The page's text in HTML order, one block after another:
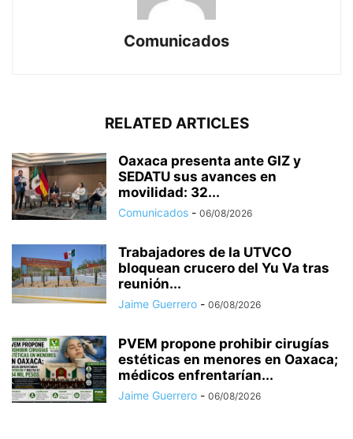
Comunicados
RELATED ARTICLES
Oaxaca presenta ante GIZ y
SEDATU sus avances en
movilidad: 32...
Comunicados - 06/08/2026
Trabajadores de la UTVCO
bloquean crucero del Yu Va tras
reunión...
Jaime Guerrero - 06/08/2026
PVEM propone prohibir cirugías
estéticas en menores en Oaxaca;
médicos enfrentarían...
Jaime Guerrero - 06/08/2026